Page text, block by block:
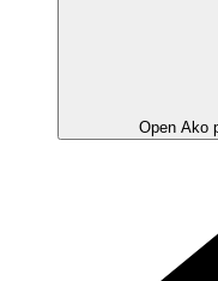
Open Ako